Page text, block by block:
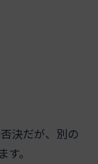
決だが、別の
。